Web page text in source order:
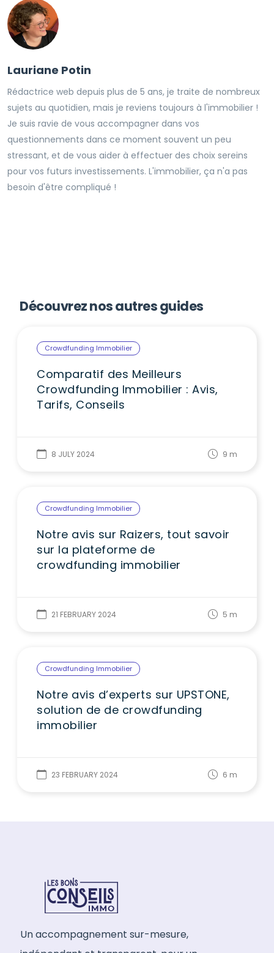
Lauriane Potin
Rédactrice web depuis plus de 5 ans, je traite de nombreux
sujets au quotidien, mais je reviens toujours à l'immobilier !
Je suis ravie de vous accompagner dans vos
questionnements dans ce moment souvent un peu
stressant, et de vous aider à effectuer des choix sereins
pour vos futurs investissements. L'immobilier, ça n'a pas
besoin d'être compliqué !
Découvrez nos autres guides
Crowdfunding Immobilier
Comparatif des Meilleurs
Crowdfunding Immobilier : Avis,
Tarifs, Conseils
8 JULY 2024 9 m
Crowdfunding Immobilier
Notre avis sur Raizers, tout savoir
sur la plateforme de
crowdfunding immobilier
21 FEBRUARY 2024 5 m
Crowdfunding Immobilier
Notre avis d’experts sur UPSTONE,
solution de de crowdfunding
immobilier
23 FEBRUARY 2024 6 m
Un accompagnement sur-mesure,